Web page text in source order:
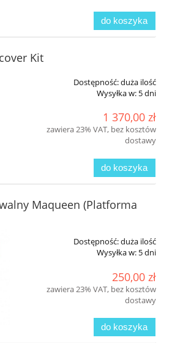
do koszyka
Kit
Dostępność:duża ilość
Wysyłka w: 5 dni
1 370,00 zł
zawiera 23% VAT, bez kosztów
dostawy
do koszyka
Maqueen (Platforma
Dostępność:duża ilość
Wysyłka w: 5 dni
250,00 zł
zawiera 23% VAT, bez kosztów
dostawy
do koszyka